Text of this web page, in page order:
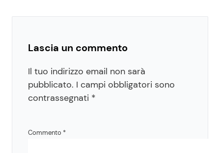
Lascia un commento
Il tuo indirizzo email non sarà
pubblicato. I campi obbligatori sono
contrassegnati *
Commento *